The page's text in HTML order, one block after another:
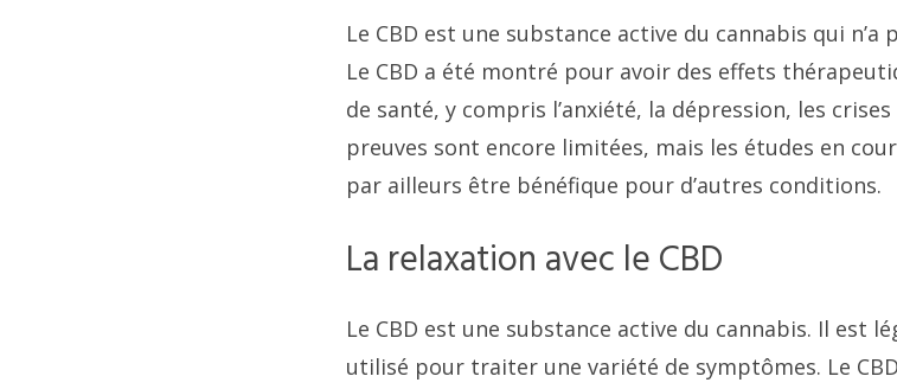
Le CBD est une substance active du cannabis qui
Le CBD a été montré pour avoir des effets
de santé, y compris l’anxiété, la dépression, les
preuves sont encore limitées, mais les études en
par ailleurs être bénéfique pour d’autres conditions.
La relaxation avec le CBD
Le CBD est une substance active du cannabis. Il est
utilisé pour traiter une variété de symptômes. Le